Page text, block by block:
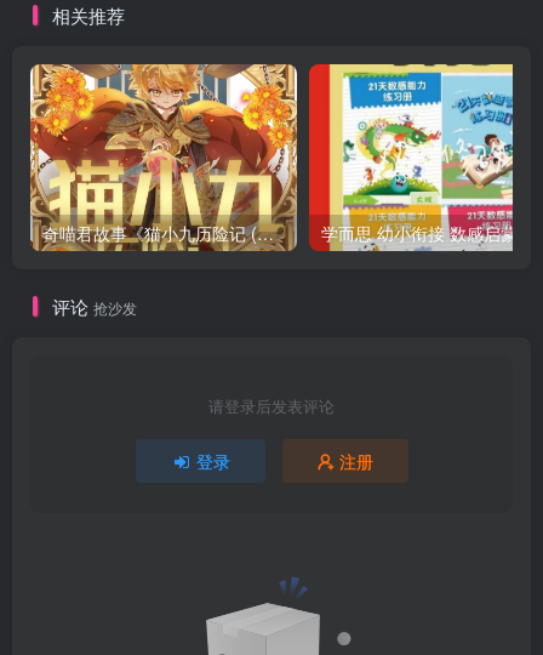
相关推荐
奇喵君故事《猫小九历险记 (少儿大型奇幻冒险之旅) 》 学而思 幼小衔接 数感启蒙
评论 抢沙发
请登录后发表评论
登录 注册